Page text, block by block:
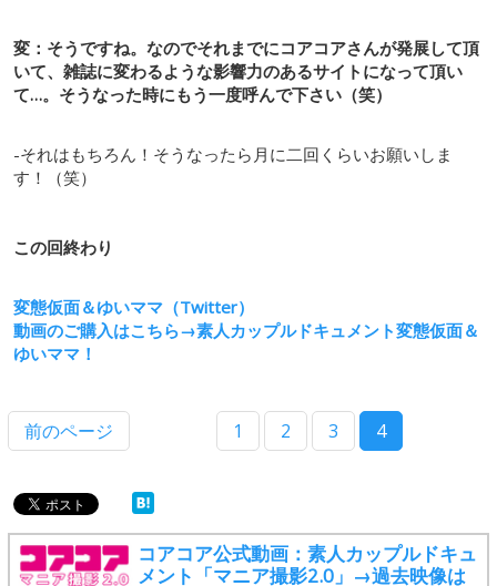
変：そうですね。なのでそれまでにコアコアさんが発展して頂
いて、雑誌に変わるような影響力のあるサイトになって頂い
て…。そうなった時にもう一度呼んで下さい（笑）
-それはもちろん！そうなったら月に二回くらいお願いしま
す！（笑）
この回終わり
変態仮面＆ゆいママ（Twitter）
動画のご購入はこちら→素人カップルドキュメント変態仮面＆
ゆいママ！
前のページ 1 2 3 4
コアコア公式動画：素人カップルドキュ
メント「マニア撮影2.0」→過去映像は